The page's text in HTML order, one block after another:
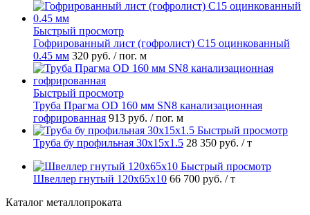
Быстрый просмотр
Гофрированный лист (гофролист) С15 оцинкованный
0.45 мм 320 руб. / пог. м
Быстрый просмотр
Труба Прагма OD 160 мм SN8 канализационная
гофрированная 913 руб. / пог. м
Быстрый просмотр
Труба бу профильная 30х15х1.5 28 350 руб. / т
Быстрый просмотр
Швеллер гнутый 120х65х10 66 700 руб. / т
Каталог металлопроката